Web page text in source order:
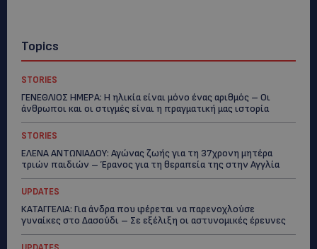
Topics
STORIES
ΓΕΝΕΘΛΙΟΣ ΗΜΕΡΑ: Η ηλικία είναι μόνο ένας αριθμός – Οι
άνθρωποι και οι στιγμές είναι η πραγματική μας ιστορία
STORIES
ΕΛΕΝΑ ΑΝΤΩΝΙΑΔΟΥ: Αγώνας ζωής για τη 37χρονη μητέρα
τριών παιδιών – Έρανος για τη θεραπεία της στην Αγγλία
UPDATES
ΚΑΤΑΓΓΕΛΙΑ: Για άνδρα που φέρεται να παρενοχλούσε
γυναίκες στο Δασούδι – Σε εξέλιξη οι αστυνομικές έρευνες